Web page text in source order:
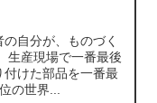
自分が、ものづく
生産現場で一番最後
けた部品を一番最
の世界...